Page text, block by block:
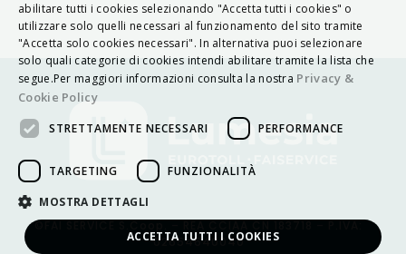
©FAI SERVICE S.Coop. – REA CCIAA CN 183718 – P.IVA:
02654640040
HUNGARIAN
DEUTSCH
POLSKI
PORTUGUÊS
abilitare tutti i cookies selezionando "Accetta tutti i cookies" o
utilizzare solo quelli necessari al funzionamento del sito tramite
"Accetta solo cookies necessari". In alternativa puoi selezionare
solo quali categorie di cookies intendi abilitare tramite la lista che
segue.Per maggiori informazioni consulta la nostra Privacy &
Cookie Policy
STRETTAMENTE NECESSARI PERFORMANCE
TARGETING FUNZIONALITÀ
MOSTRA DETTAGLI
ACCETTA TUTTI I COOKIES